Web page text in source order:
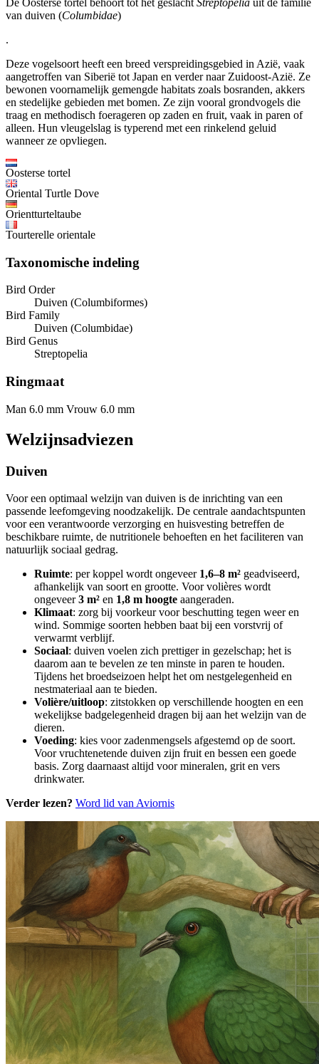
De Oosterse tortel behoort tot het geslacht Streptopelia uit de familie
van duiven (Columbidae)
.
Deze vogelsoort heeft een breed verspreidingsgebied in Azië, vaak
aangetroffen van Siberië tot Japan en verder naar Zuidoost-Azië. Ze
bewonen voornamelijk gemengde habitats zoals bosranden, akkers
en stedelijke gebieden met bomen. Ze zijn vooral grondvogels die
traag en methodisch foerageren op zaden en fruit, vaak in paren of
alleen. Hun vleugelslag is typerend met een rinkelend geluid
wanneer ze opvliegen.
Oosterse tortel
Oriental Turtle Dove
Orientturteltaube
Tourterelle orientale
Taxonomische indeling
Bird Order
Duiven (Columbiformes)
Bird Family
Duiven (Columbidae)
Bird Genus
Streptopelia
Ringmaat
Man 6.0 mm Vrouw 6.0 mm
Welzijnsadviezen
Duiven
Voor een optimaal welzijn van duiven is de inrichting van een
passende leefomgeving noodzakelijk. De centrale aandachtspunten
voor een verantwoorde verzorging en huisvesting betreffen de
beschikbare ruimte, de nutritionele behoeften en het faciliteren van
natuurlijk sociaal gedrag.
Ruimte: per koppel wordt ongeveer 1,6–8 m² geadviseerd,
afhankelijk van soort en grootte. Voor volières wordt
ongeveer3 m² en 1,8 m hoogte aangeraden.
Klimaat: zorg bij voorkeur voor beschutting tegen weer en
wind. Sommige soorten hebben baat bij een vorstvrij of
verwarmt verblijf.
Sociaal: duiven voelen zich prettiger in gezelschap; het is
daarom aan te bevelen ze ten minste in paren te houden.
Tijdens het broedseizoen helpt het om nestgelegenheid en
nestmateriaal aan te bieden.
Volière/uitloop: zitstokken op verschillende hoogten en een
wekelijkse badgelegenheid dragen bij aan het welzijn van de
dieren.
Voeding: kies voor zadenmengsels afgestemd op de soort.
Voor vruchtenetende duiven zijn fruit en bessen een goede
basis. Zorg daarnaast altijd voor mineralen, grit en vers
drinkwater.
Verder lezen? Word lid van Aviornis